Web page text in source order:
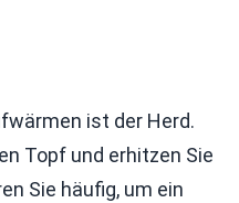
ist der Herd.
Topf und erhitzen Sie
Sie häufig, um ein